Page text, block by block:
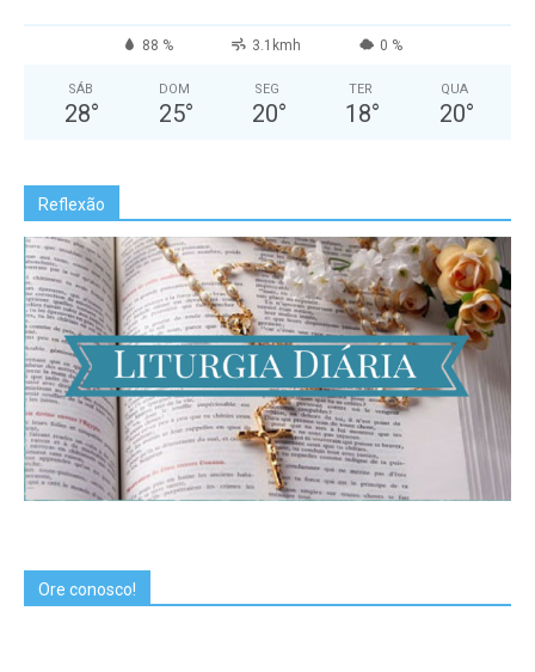
88 % 3.1kmh 0 %
SÁB
28°
DOM
25°
SEG
20°
TER
18°
QUA
20°
Reflexão
Ore conosco!